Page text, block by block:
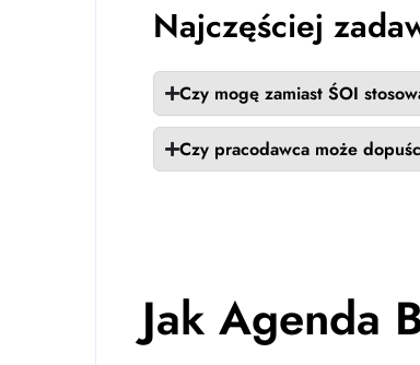
Najczęściej
Czy mogę zamiast ŚOI
Czy pracodawca może
Jak Agenda